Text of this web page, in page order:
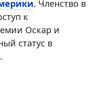
. Членство в
к
Оскар и
статус в